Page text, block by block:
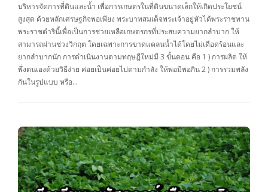
บริหารจัดการที่ดินและน้ำ เพื่อการเกษตรในที่ดินขนาดเล็กให้เกิดประโยชน์
สูงสุด ด้วยหลักเศรษฐกิจพอเพียง พระบาทสมเด็จพระเจ้าอยู่หัวได้พระราชทาน
พระราชดำรินี้เพื่อเป็นการช่วยเหลือเกษตรกรที่ประสบความยากลำบาก ให้
สามารถผ่านช่วงวิกฤต โดยเฉพาะการขาดแคลนน้ำได้โดยไม่เดือดร้อนและ
ยากลำบากนัก การดำเนินงานตามทฤษฎีใหม่มี 3 ขั้นตอน คือ 1 ) การผลิต ให้
พึ่งตนเองด้วยวิธีง่าย ค่อยเป็นค่อยไปตามกำลัง ให้พอมีพอกิน 2 ) การรวมพลัง
กันในรูปแบบ หรือ…